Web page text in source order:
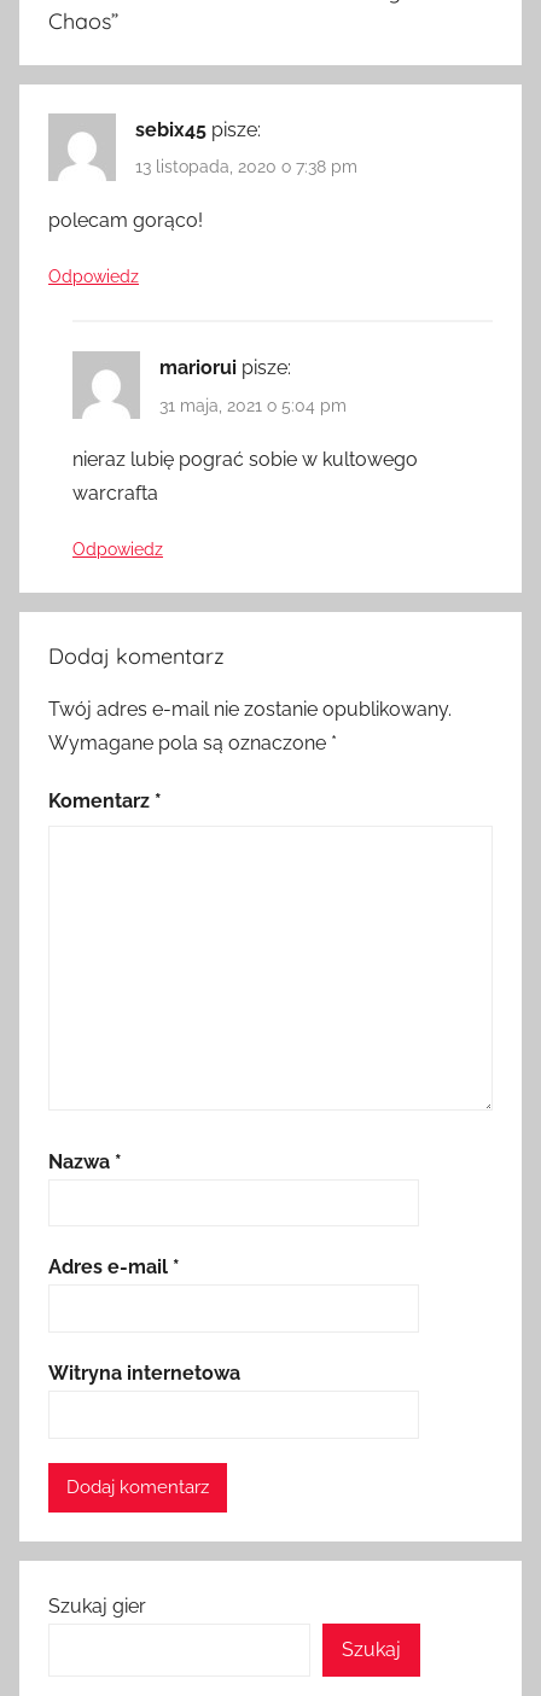
Chaos”
sebix45 pisze:
13 listopada, 2020 o 7:38 pm
polecam gorąco!
Odpowiedz
mariorui pisze:
31 maja, 2021 o 5:04 pm
nieraz lubię pograć sobie w kultowego
warcrafta
Odpowiedz
Dodaj komentarz
Twój adres e-mail nie zostanie opublikowany.
Wymagane pola są oznaczone *
Komentarz *
Nazwa *
Adres e-mail *
Witryna internetowa
Szukaj gier
Szukaj